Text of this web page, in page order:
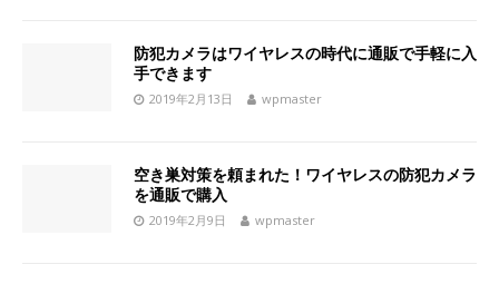
防犯カメラはワイヤレスの時代に通販で手軽に入
手できます
2019年2月13日 wpmaster
空き巣対策を頼まれた！ワイヤレスの防犯カメラ
を通販で購入
2019年2月9日 wpmaster